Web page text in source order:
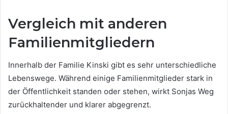
Vergleich mit anderen
Familienmitgliedern
Innerhalb der Familie Kinski gibt es sehr unterschiedliche
Lebenswege. Während einige Familienmitglieder stark in
der Öffentlichkeit standen oder stehen, wirkt Sonjas Weg
zurückhaltender und klarer abgegrenzt.